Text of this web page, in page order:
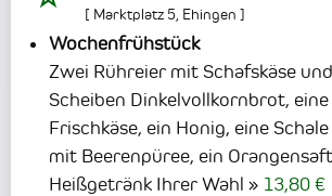
[ Marktplatz 5 Ehingen ]
Wochenfrühstück
Zwei Rühreier mit Schafskäse
Scheiben Dinkelvollkornbrot,
Frischkäse, ein Honig, eine
mit Beerenpüree, ein
Heißgetränk Ihrer Wahl
13,80 €